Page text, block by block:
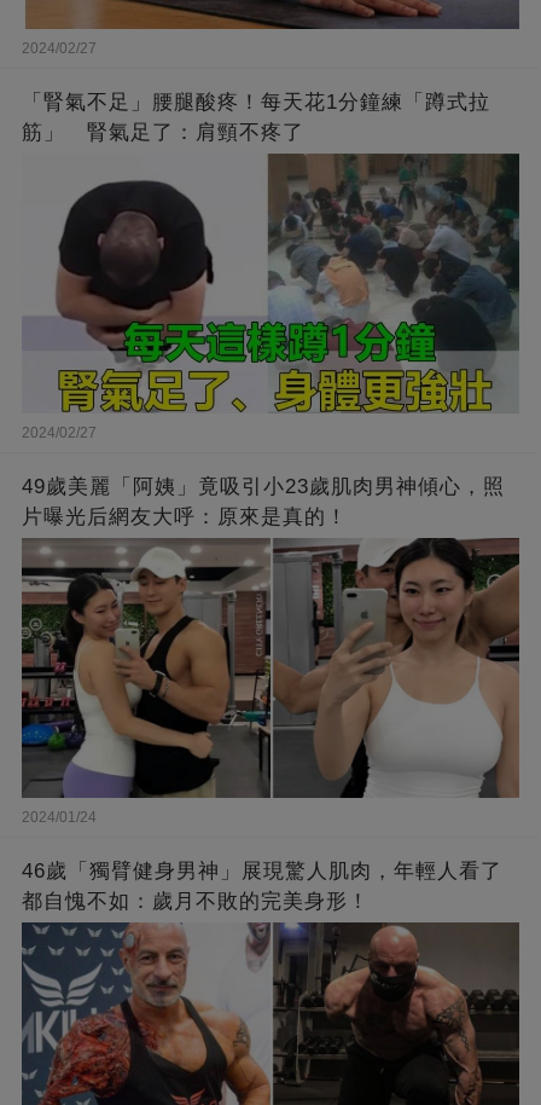
2024/02/27
「腎氣不足」腰腿酸疼！每天花1分鐘練「蹲式拉
筋」 腎氣足了：肩頸不疼了
2024/02/27
49歲美麗「阿姨」竟吸引小23歲肌肉男神傾心，照
片曝光后網友大呼：原來是真的！
2024/01/24
46歲「獨臂健身男神」展現驚人肌肉，年輕人看了
都自愧不如：歲月不敗的完美身形！